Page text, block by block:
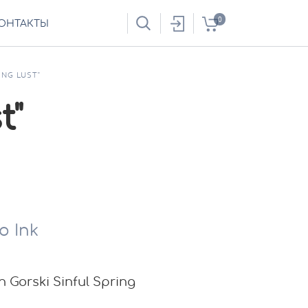
0
LUST"
Ink
Gorski Sinful Spring